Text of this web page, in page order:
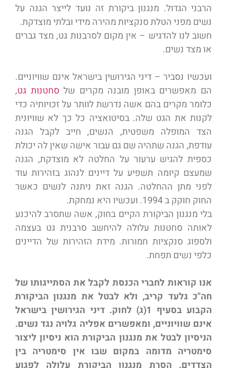
הרבני הגדול. מנגנון ביקורת זה נועד לייצר הגנה על
נשים מפני הטלת סנקציות מהירה מידי ובלתי מוצדקת.
חשוב לנו להדגיש – אין מקום לסרבנות גט, מצד גברים
או מצד נשים.
ועכשיו נסביר – דיני הגירושין בישראל אינם שוויוניים.
הם מאפשרים באופן מובנה מקרים שלסחטנות גט,
כלומר מקרים בהם אשה נדרשת לוותר על זכויותיה כדי
לקנות את הגט שלה. בסיטואציה כל כך לא שוויונית
הצד המופלה משפטית, הנשים, חייב לקבל הגנה
עודפת, הגנה שתהיה שם גם עבור אישה שאין לה יכולת
כספית להגיש ערעור על החלטה לא מוצדקת, הגנה
שמעצם קיומה תשפיע על דיינים לנהוג בזהירות עוד
לפני מתן ההחלטה. הגנה זאת ניתנה לנשים כאשר
החוק חוקק ב 1994. ועכשיו היא נמחקת.
בלי מנגנון הביקורת הקיים בחוק, אשה שתסרב להיכנע
לאותה סחטנות עלולה להיחשב סרבנית גט בעצמה
ולספוג סנקציות חמורות. מידת הזהירות של הדיינים
כלפי נשים תפחת.
אנו קוראות לחברי הכנסת לקבל את הסתייגותו של
חה"כ גלעד קריב, ולא לבטל את מנגנון הביקורת
הקבוע בסעיף 1(ג) לחוק. דיני הגירושין בישראל
אינם שוויוניים, ומאפשרים אפליה גלויה נגד נשים.
הניסיון לבטל את מנגנון הביקורת הוא ניסיון ליצור
סימטריה מדומה במקום שבו אין סימטריה בין
הצדדים. הסרת מנגנון הביקורת עלולה לפגוע